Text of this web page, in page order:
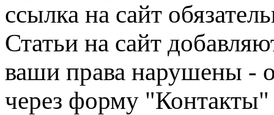
ссылка на сайт
Статьи на сайт
ваши права нарушены -
через форму "Контакты"